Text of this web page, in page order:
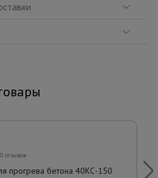
0 отзывов
прогрева бетона 40КС-150